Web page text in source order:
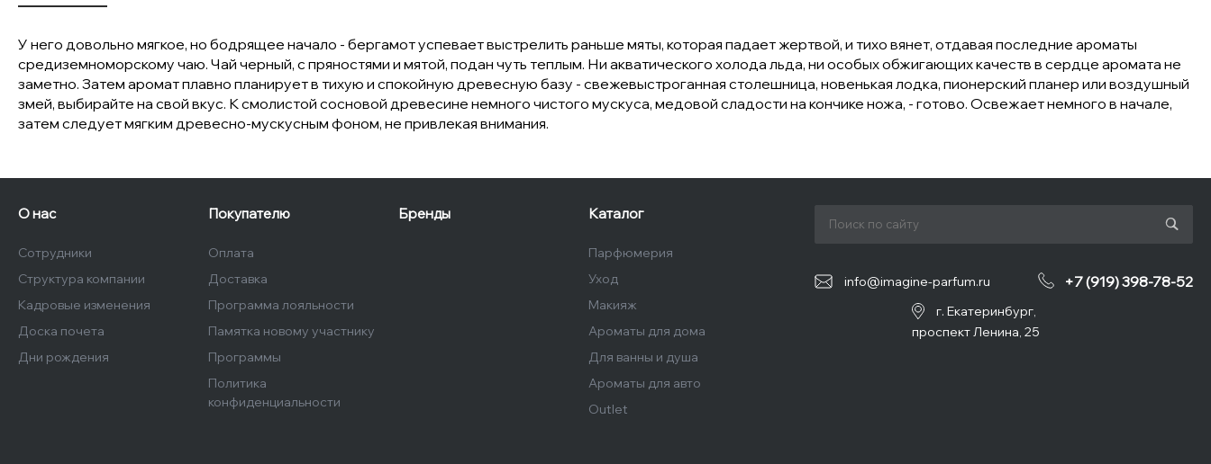
У него довольно мягкое, но бодрящее начало - бергамот успевает выстрелить раньше мяты, которая падает жертвой, и тихо вянет, отдавая последние ароматы
средиземноморскому чаю. Чай черный, с пряностями и мятой, подан чуть теплым. Ни акватического холода льда, ни особых обжигающих качеств в сердце аромата не
заметно. Затем аромат плавно планирует в тихую и спокойную древесную базу - свежевыстроганная столешница, новенькая лодка, пионерский планер или воздушный
змей, выбирайте на свой вкус. К смолистой сосновой древесине немного чистого мускуса, медовой сладости на кончике ножа, - готово. Освежает немного в начале,
затем следует мягким древесно-мускусным фоном, не привлекая внимания.
О нас
Сотрудники
Структура компании
Кадровые изменения
Доска почета
Дни рождения
Покупателю
Оплата
Доставка
Программа лояльности
Памятка новому участнику
Программы
Политика
конфиденциальности
Бренды Каталог
Парфюмерия
Уход
Макияж
Ароматы для дома
Для ванны и душа
Ароматы для авто
Outlet
info@imagine-parfum.ru +7 (919) 398-78-52
г. Екатеринбург,
проспект Ленина, 25